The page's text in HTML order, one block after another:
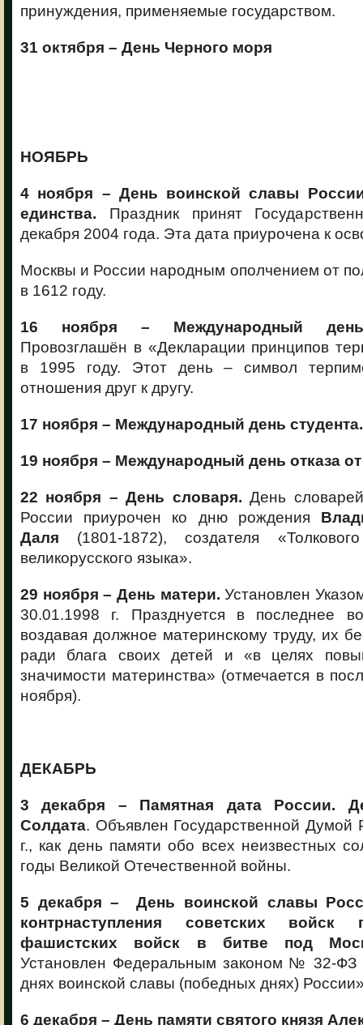
принуждения, применяемые государством.
31 октября – День Черного моря
НОЯБРЬ
4 ноября – День воинской славы
единства. Праздник принят
декабря 2004 года. Эта дата приурочена к
Москвы и России народным ополчением от
в 1612 году.
16 ноября – Международный день
Провозглашён в «Декларации принципов
в 1995 году. Этот день – символ
отношения друг к другу.
17 ноября – Международный день студента.
19 ноября – Международный день отказа
22 ноября – День словаря.День
России приурочен ко дню рождения
Даля (1801-1872), создателя
великорусского языка».
29 ноября – День матери. Установлен
30.01.1998 г. Празднуется в последнее
воздавая должное материнскому труду, их
ради блага своих детей и «в целях
значимости материнства» (отмечается в
ноября).
ДЕКАБРЬ
3 декабря – Памятная дата России.
Солдата. Объявлен Государственной Думой
г., как день памяти обо всех неизвестных
годы Великой Отечественной войны.
5 декабря – День воинской славы
контрнаступления советских войск
фашистских войск в битве под
Установлен Федеральным законом № 32-ФЗ
днях воинской славы (победных днях)
6 декабря – День памяти святого князя